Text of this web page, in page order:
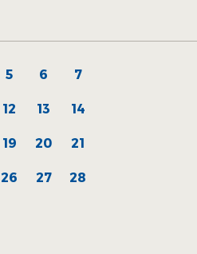
5 6 7
12 13 14
19 20 21
26 27 28